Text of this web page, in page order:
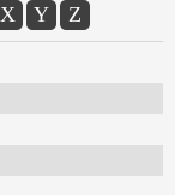
X Y Z